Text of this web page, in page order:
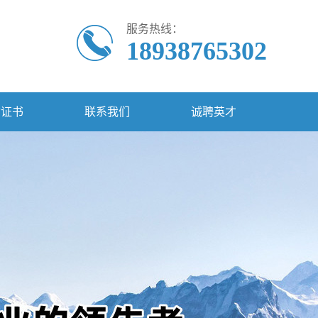
服务热线：
18938765302
书 联系我们 诚聘英才